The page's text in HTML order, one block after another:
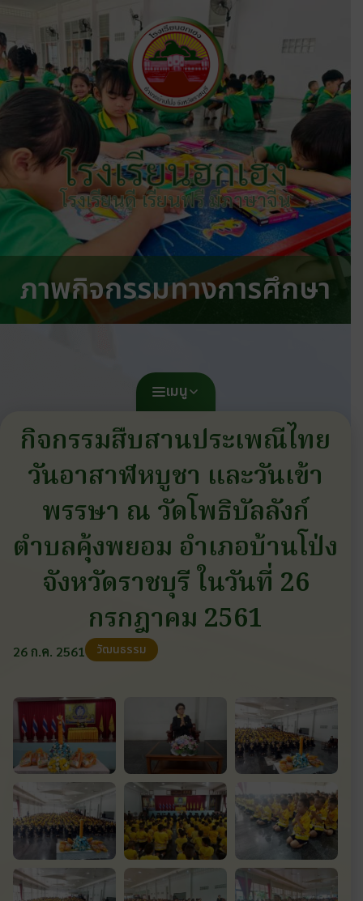
โรงเรียนฮกเฮง
โรงเรียนดี เรียนฟรี มีภาษาจีน
ภาพกิจกรรมทางการศึกษา
เมนู
กิจกรรมสืบสานประเพณีไทย
วันอาสาฬหบูชา และวันเข้า
พรรษา ณ วัดโพธิบัลลังก์
ตำบลคุ้งพยอม อำเภอบ้านโป่ง
จังหวัดราชบุรี ในวันที่ 26
กรกฎาคม 2561
26 ก.ค. 2561 วัฒนธรรม